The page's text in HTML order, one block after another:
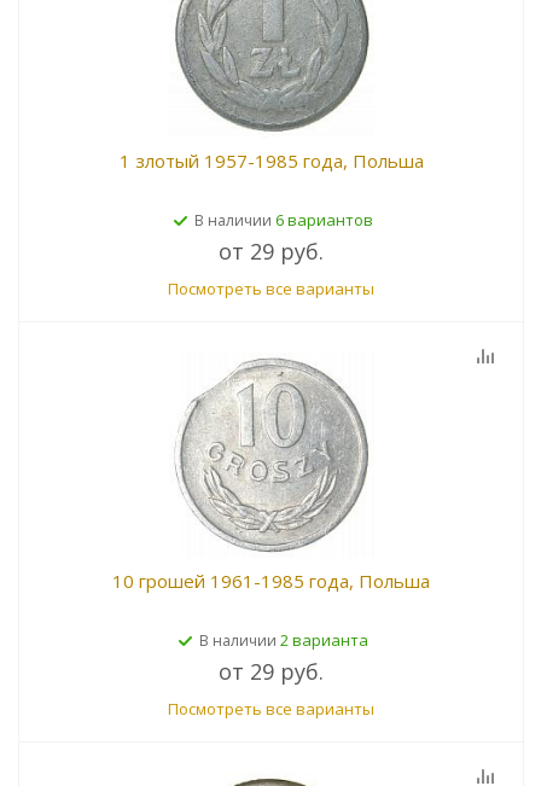
1 злотый 1957-1985 года, Польша
В наличии 6 вариантов
от 29 руб.
Посмотреть все варианты
10 грошей 1961-1985 года, Польша
В наличии 2 варианта
от 29 руб.
Посмотреть все варианты